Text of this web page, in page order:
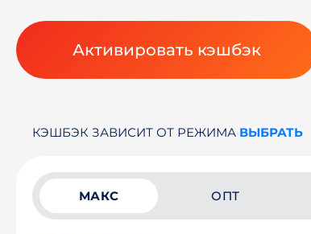
Активировать кэшбэк
КЭШБЭК ЗАВИСИТ ОТ РЕЖИМА ВЫБРАТЬ
МАКС ОПТ